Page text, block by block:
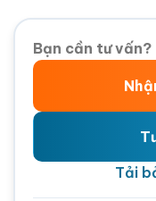
Bạn cần tư vấn?
Tải